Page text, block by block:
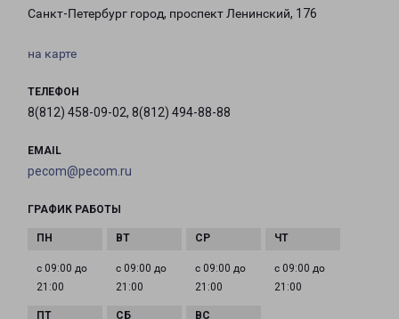
Санкт-Петербург город, проспект Ленинский, 176
на карте
ТЕЛЕФОН
8(812) 458-09-02, 8(812) 494-88-88
EMAIL
pecom@pecom.ru
ГРАФИК РАБОТЫ
с 09:00 до
21:00
с 09:00 до
21:00
с 09:00 до
21:00
с 09:00 до
21:00